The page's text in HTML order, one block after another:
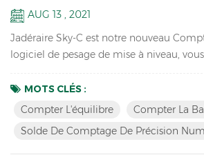
AUG 13 , 2021
Jadéraire Sky-C est notre nouveau
logiciel de pesage de mise à niveau,
OK Vérification avec la tour lumière,
Key Caractéristiques: Résolution interne
l'équilibreécran LCD avec vert rétroécla...
MOTS CLÉS :
Compter L'équilibre
Compter La
Solde De Comptage De Précision